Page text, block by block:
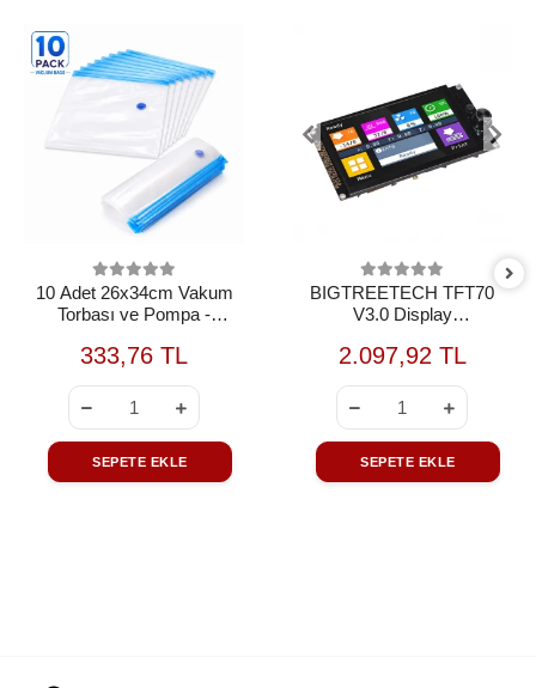
10 Adet 26x34cm Vakum
Torbası ve Pompa -
DEĞİLDİR
333,76 TL
SEPETE EKLE
BIGTREETECH TFT70
V3.0 Display
OUTLET
2.097,92 TL
SEPETE EKLE